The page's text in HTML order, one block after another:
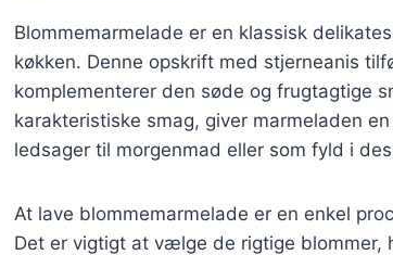
Blommemarmelade er en klassisk
køkken. Denne opskrift med stjerneanis
komplementerer den søde og frugtagtige
karakteristiske smag, giver marmeladen
ledsager til morgenmad eller som fyld i
At lave blommemarmelade er en enkel
Det er vigtigt at vælge de rigtige blommer,